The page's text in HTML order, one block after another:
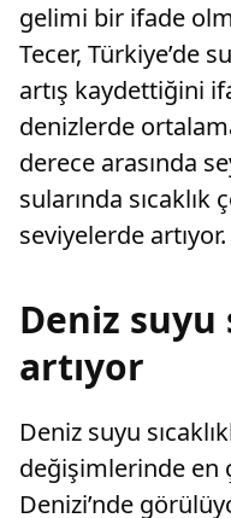
gelimi bir ifade
Tecer, Türkiye’de
artış kaydettiğini
denizlerde
derece arasında
sularında sıcaklık
seviyelerde artıyor.
Deniz suyu
artıyor
Deniz suyu
değişimlerinde en
Denizi’nde